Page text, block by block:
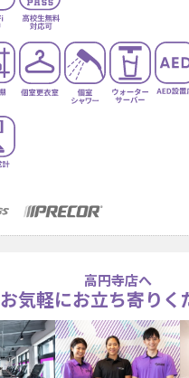
高円寺店へ
お気軽にお立ち寄りく